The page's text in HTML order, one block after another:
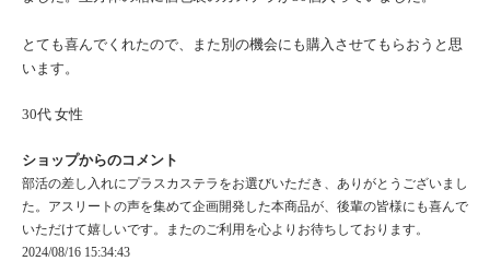
とても喜んでくれたので、また別の機会にも購入させてもらおうと思
います。
30代 女性
ショップからのコメント
部活の差し入れにプラスカステラをお選びいただき、ありがとうございまし
た。アスリートの声を集めて企画開発した本商品が、後輩の皆様にも喜んで
いただけて嬉しいです。またのご利用を心よりお待ちしております。
2024/08/16 15:34:43